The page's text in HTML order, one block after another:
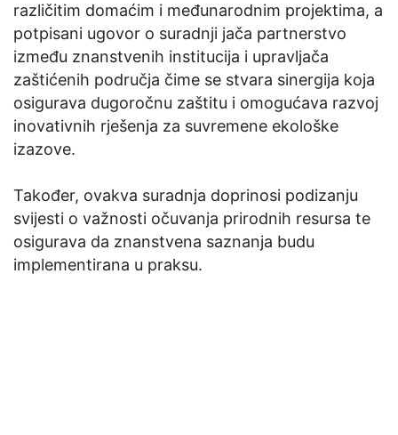
različitim domaćim i međunarodnim projektima, a
potpisani ugovor o suradnji jača partnerstvo
između znanstvenih institucija i upravljača
zaštićenih područja čime se stvara sinergija koja
osigurava dugoročnu zaštitu i omogućava razvoj
inovativnih rješenja za suvremene ekološke
izazove.
Također, ovakva suradnja doprinosi podizanju
svijesti o važnosti očuvanja prirodnih resursa te
osigurava da znanstvena saznanja budu
implementirana u praksu.